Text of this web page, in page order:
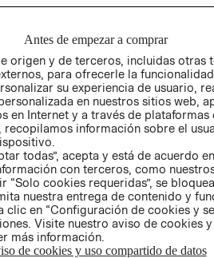
AVISO DE
LIBRO DE
Antes de empezar a comprar
origen y de terceros, incluidas otras
para ofrecerle la
su experiencia de usuario,
en nuestros sitios web,
en Internet y a través de plataformas
recopilamos información sobre el
todas”, acepta y está de acuerdo
con terceros, como
“Solo cookies requeridas”, se
nuestra entrega de contenido y
clic en “Configuración de cookies y
Visite nuestro aviso de cookies
más información.
de cookies y uso compartido de datos